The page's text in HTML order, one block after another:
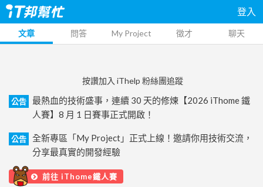
登入
文章 問答 My Project 徵才 聊天
按讚加入 iThelp 粉絲團追蹤
公告
最熱血的技術盛事，連續 30 天的修煉【2026 iThome 鐵
人賽】8 月 1 日賽事正式開啟！
公告
全新專區「My Project」正式上線！邀請你用技術交流，
分享最真實的開發經驗
前往 iThome鐵人賽